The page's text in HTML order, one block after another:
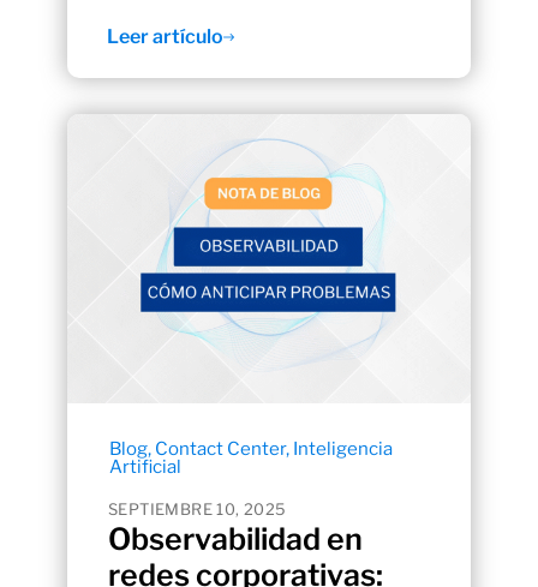
Leer artículo
Blog, Contact Center, Inteligencia
Artificial
SEPTIEMBRE 10, 2025
Observabilidad en
redes corporativas: